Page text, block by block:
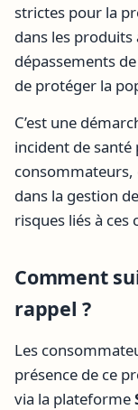
strictes pour la
dans les
dépassements
de protéger la
C’est une
incident de santé
consommateurs,
dans la gestion
risques liés à
Comment
rappel ?
Les
présence de ce
via la plateforme